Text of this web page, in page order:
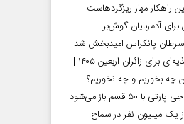
راهکار مهار ریزگردهاست
آدم‌ربایان گوش‌بر
پانکراس امیدبخش شد
توصیه‌های تغذیه‌ای برای زائران اربعین ۱۴۰۵ |
چه بخوریم و چه نخوریم؟
۵۰ قسم باز می‌شود
یک میلیون نفر در سماح |